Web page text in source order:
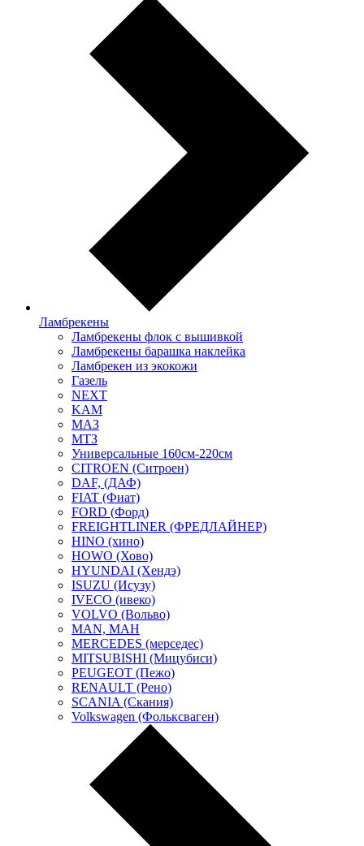
Ламбрекены
Ламбрекены флок с вышивкой
Ламбрекены барашка наклейка
Ламбрекен из экокожи
Газель
NEXT
KAM
МАЗ
МТЗ
Универсальные 160см-220см
CITROEN (Ситроен)
DAF, (ДАФ)
FIAT (Фиат)
FORD (Форд)
FREIGHTLINER (ФРЕДЛАЙНЕР)
HINO (хино)
HOWO (Хово)
HYUNDAI (Хендэ)
ISUZU (Исузу)
IVECO (ивеко)
VOLVO (Вольво)
MAN, МАН
MERCEDES (мерседес)
MITSUBISHI (Мицубиси)
PEUGEOT (Пежо)
RENAULT (Рено)
SCANIA (Скания)
Volkswagen (Фольксваген)